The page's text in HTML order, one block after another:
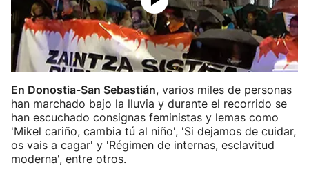
En Donostia-San Sebastián, varios miles de personas
han marchado bajo la lluvia y durante el recorrido se
han escuchado consignas feministas y lemas como
'Mikel cariño, cambia tú al niño', 'Si dejamos de cuidar,
os vais a cagar' y 'Régimen de internas, esclavitud
moderna', entre otros.